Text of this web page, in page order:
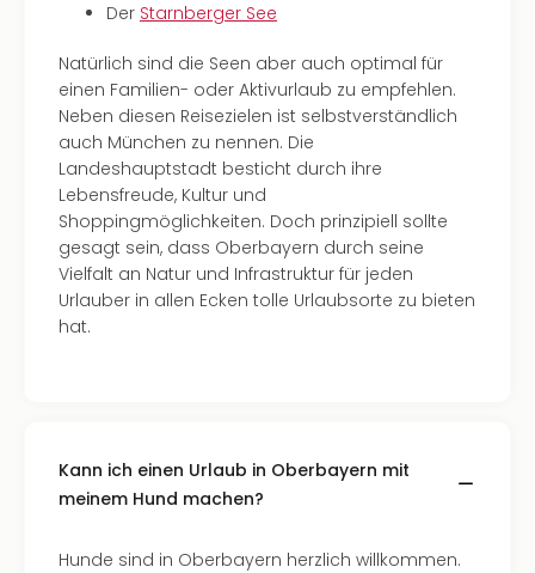
Der Starnberger See
Natürlich sind die Seen aber auch optimal für
einen Familien- oder Aktivurlaub zu empfehlen.
Neben diesen Reisezielen ist selbstverständlich
auch München zu nennen. Die
Landeshauptstadt besticht durch ihre
Lebensfreude, Kultur und
Shoppingmöglichkeiten. Doch prinzipiell sollte
gesagt sein, dass Oberbayern durch seine
Vielfalt an Natur und Infrastruktur für jeden
Urlauber in allen Ecken tolle Urlaubsorte zu bieten
hat.
Kann ich einen Urlaub in Oberbayern mit
meinem Hund machen?
Hunde sind in Oberbayern herzlich willkommen.